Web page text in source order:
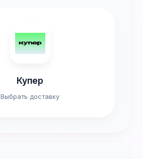
Купер
Выбрать доставку